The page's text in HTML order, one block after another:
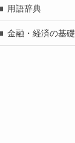
用語辞典
金融・経済の基礎